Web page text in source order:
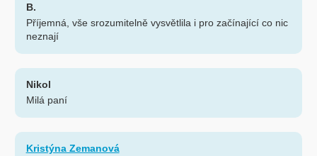
B.
Příjemná, vše srozumitelně vysvětlila i pro začínající co nic
neznají
Nikol
Milá paní
Kristýna Zemanová